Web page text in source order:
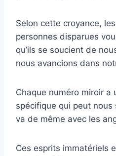
Selon cette croyance,
personnes disparues
qu’ils se soucient de
nous avancions dans
Chaque numéro miroir a
spécifique qui peut nous
va de même avec les
Ces esprits immatériels